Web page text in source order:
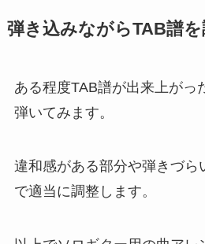
弾き込みながらTAB譜を
ある程度TAB譜が出来上がっ
弾いてみます。
違和感がある部分や弾きづら
で適当に調整します。